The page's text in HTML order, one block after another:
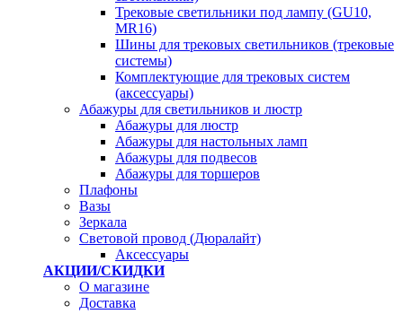
Трековые светильники под лампу (GU10,
MR16)
Шины для трековых светильников (трековые
системы)
Комплектующие для трековых систем
(аксессуары)
Абажуры для светильников и люстр
Абажуры для люстр
Абажуры для настольных ламп
Абажуры для подвесов
Абажуры для торшеров
Плафоны
Вазы
Зеркала
Световой провод (Дюралайт)
Аксессуары
АКЦИИ/СКИДКИ
О магазине
Доставка